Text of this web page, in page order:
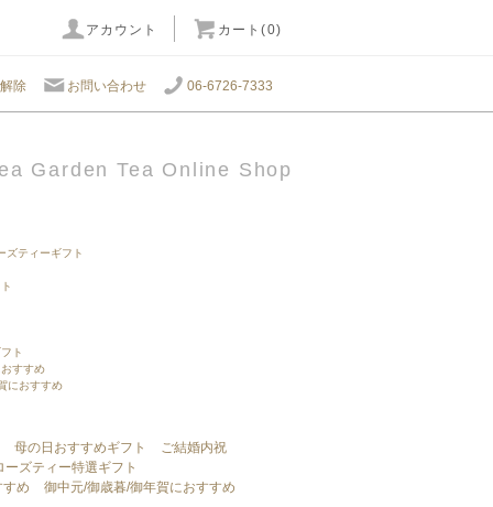
アカウント カート(0)
除 お問い合わせ 06-6726-7333
Garden Tea Online Shop
ズティーギフト
ト
すすめ
におすすめ
母の日おすすめギフト
ご結婚内祝
ーズティー特選ギフト
め
御中元/御歳暮/御年賀におすすめ